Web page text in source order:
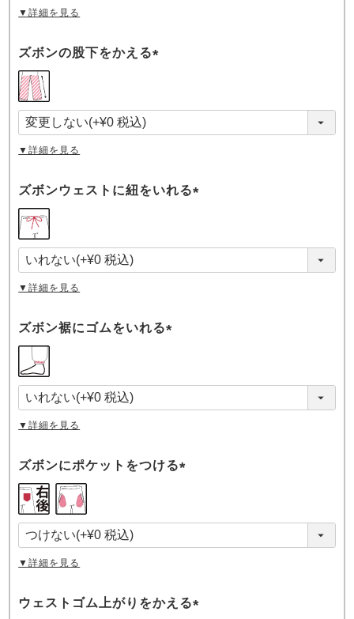
▼詳細を見る
ズボンの股下をかえる
須
)
▼詳細を見る
ズボンウェストに紐をいれる
須
)
▼詳細を見る
ズボン裾にゴムをいれる
須
)
▼詳細を見る
ズボンにポケットをつける
須
)
▼詳細を見る
ウェストゴム上がりをかえる